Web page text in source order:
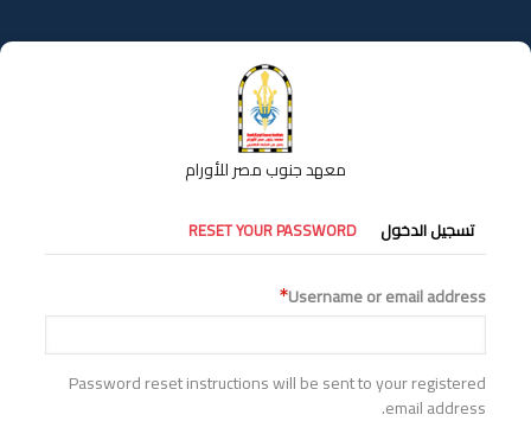
إلى
المحتوى
معهد جنوب مصر للأورام
التبويبات
الأساسية
تسجيل الدخول RESET YOUR PASSWORD
Username or email address
Password reset instructions will be sent to your registered
email address.